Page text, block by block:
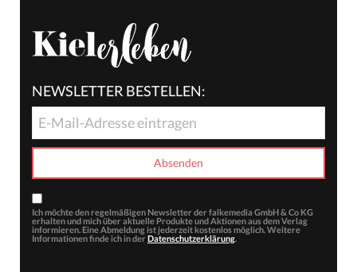
NEWSLETTER BESTELLEN:
Ich möchte den regelmäßigen Newsletter der falkemedia GmbH & Co KG
erhalten und mich über aktuelle Produkte und Aktionen aus dem Verlag
informieren. Eine Abmeldung ist jederzeit kostenlos möglich. Weitere
Informationen finde ich in der Datenschutzerklärung.